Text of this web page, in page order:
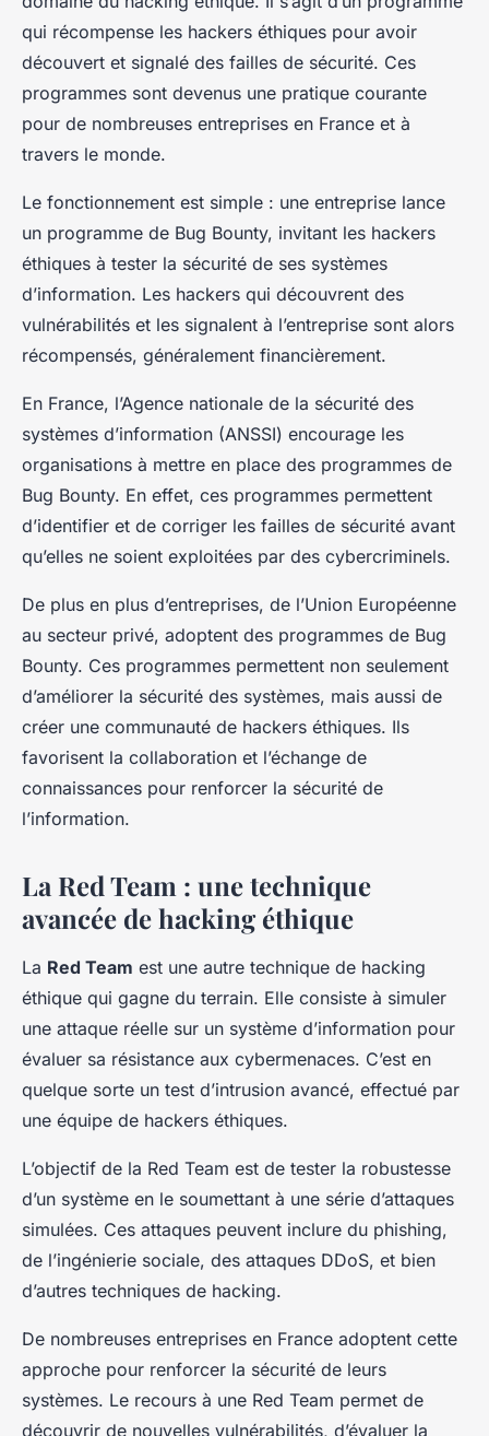
qui récompense les hackers éthiques pour avoir
découvert et signalé des failles de sécurité. Ces
programmes sont devenus une pratique courante
pour de nombreuses entreprises en France et à
travers le monde.
Le fonctionnement est simple : une entreprise lance
un programme de Bug Bounty, invitant les hackers
éthiques à tester la sécurité de ses systèmes
d’information. Les hackers qui découvrent des
vulnérabilités et les signalent à l’entreprise sont alors
récompensés, généralement financièrement.
En France, l’Agence nationale de la sécurité des
systèmes d’information (ANSSI) encourage les
organisations à mettre en place des programmes de
Bug Bounty. En effet, ces programmes permettent
d’identifier et de corriger les failles de sécurité avant
qu’elles ne soient exploitées par des cybercriminels.
De plus en plus d’entreprises, de l’Union Européenne
au secteur privé, adoptent des programmes de Bug
Bounty. Ces programmes permettent non seulement
d’améliorer la sécurité des systèmes, mais aussi de
créer une communauté de hackers éthiques. Ils
favorisent la collaboration et l’échange de
connaissances pour renforcer la sécurité de
l’information.
La Red Team : une technique
avancée de hacking éthique
La Red Team est une autre technique de hacking
éthique qui gagne du terrain. Elle consiste à simuler
une attaque réelle sur un système d’information pour
évaluer sa résistance aux cybermenaces. C’est en
quelque sorte un test d’intrusion avancé, effectué par
une équipe de hackers éthiques.
L’objectif de la Red Team est de tester la robustesse
d’un système en le soumettant à une série d’attaques
simulées. Ces attaques peuvent inclure du phishing,
de l’ingénierie sociale, des attaques DDoS, et bien
d’autres techniques de hacking.
De nombreuses entreprises en France adoptent cette
approche pour renforcer la sécurité de leurs
systèmes. Le recours à une Red Team permet de
découvrir de nouvelles vulnérabilités, d’évaluer la